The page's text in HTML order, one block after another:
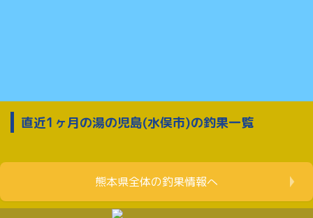
直近1ヶ月の湯の児島(水俣市)の釣果一覧
熊本県全体の釣果情報へ